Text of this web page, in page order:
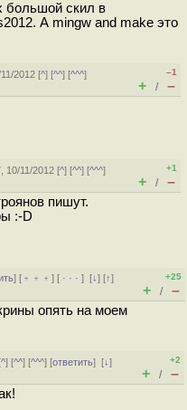
большой скил в
А mingw and make это
2012 [^] [^^] [^^^]
–1
+ / –
10/11/2012 [^] [^^] [^^^]
+1
+ / –
пишут.
:-D
] [ ﹢﹢﹢] [ · · ·][↓] [↑]
+25
+ / –
опять на моем
^] [^^] [^^^] [ответить][↓]
+2
+ / –